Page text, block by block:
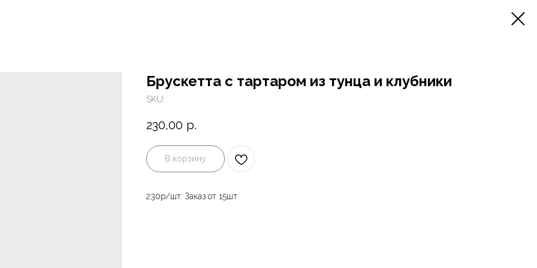
Брускетта с тартаром из тунца и клубники
SKU:
230,00 р.
В корзину
230р/шт. Заказ от 15шт